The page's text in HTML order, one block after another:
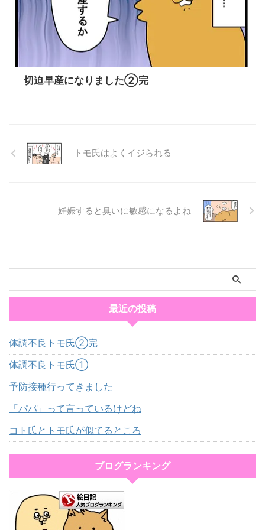
切迫早産になりました②完
トモ氏はよくイジられる
妊娠すると臭いに敏感になるよね
最近の投稿
体調不良トモ氏②完
体調不良トモ氏①
予防接種行ってきました
「パパ」って言っているけどね
コト氏とトモ氏が似てるところ
ブログランキング